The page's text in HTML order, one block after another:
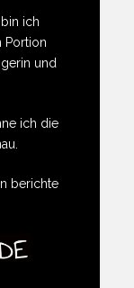
ich
Portion
und
ich die
berichte